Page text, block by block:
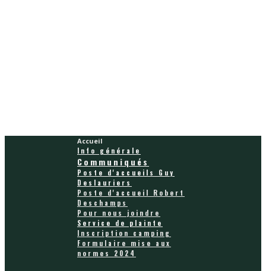
Accueil
Info générale
Communiqués
Poste d'accueils Guy
Deslauriers
Poste d'accueil Robert
Deschamps
Pour nous joindre
Service de plainte
Inscription camping
Formulaire mise aux
normes 2024